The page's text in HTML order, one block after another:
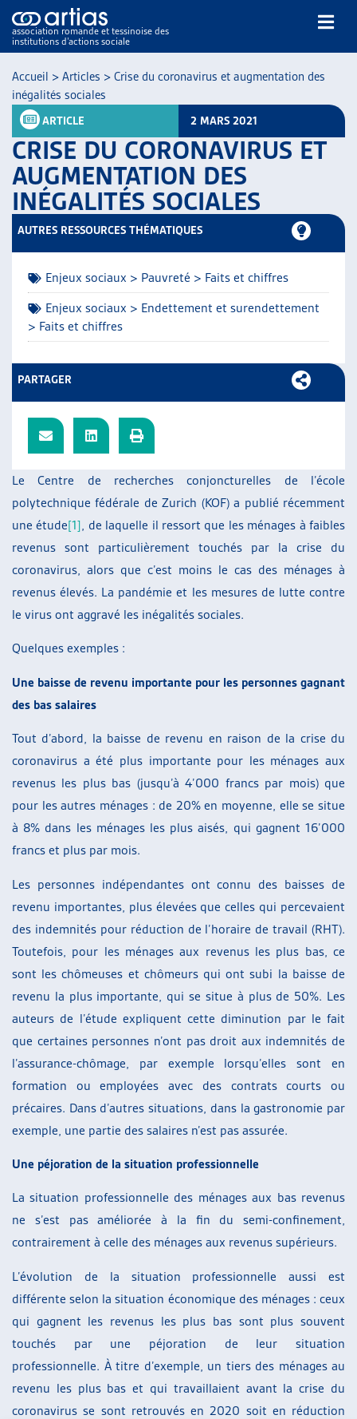
association romande et tessinoise des
institutions d’actions sociale
NOS PUBLICATIONS
ARTICLES
RESSOURCES
THÉMATIQUES
GUIDE SOCIAL ROMAND
ARTIAS
JOURNÉES D’AUTOMNE
Accueil > Articles > Crise du coronavirus et augmentation des
inégalités sociales
ARTICLE 2 MARS 2021
CRISE DU CORONAVIRUS ET
AUGMENTATION DES
INÉGALITÉS SOCIALES
Le Centre de recherches conjoncturelles de l’école
polytechnique fédérale de Zurich (KOF) a publié récemment
une étude[1], de laquelle il ressort que les ménages à faibles
revenus sont particulièrement touchés par la crise du
coronavirus, alors que c’est moins le cas des ménages à
revenus élevés. La pandémie et les mesures de lutte contre
le virus ont aggravé les inégalités sociales.
Quelques exemples :
Une baisse de revenu importante pour les personnes gagnant
des bas salaires
Tout d’abord, la baisse de revenu en raison de la crise du
coronavirus a été plus importante pour les ménages aux
revenus les plus bas (jusqu’à 4’000 francs par mois) que
pour les autres ménages : de 20% en moyenne, elle se situe
à 8% dans les ménages les plus aisés, qui gagnent 16’000
francs et plus par mois.
Les personnes indépendantes ont connu des baisses de
revenu importantes, plus élevées que celles qui percevaient
des indemnités pour réduction de l’horaire de travail (RHT).
Toutefois, pour les ménages aux revenus les plus bas, ce
sont les chômeuses et chômeurs qui ont subi la baisse de
revenu la plus importante, qui se situe à plus de 50%. Les
auteurs de l’étude expliquent cette diminution par le fait
que certaines personnes n’ont pas droit aux indemnités de
l’assurance-chômage, par exemple lorsqu’elles sont en
formation ou employées avec des contrats courts ou
précaires. Dans d’autres situations, dans la gastronomie par
exemple, une partie des salaires n’est pas assurée.
Une péjoration de la situation professionnelle
La situation professionnelle des ménages aux bas revenus
ne s’est pas améliorée à la fin du semi-confinement,
contrairement à celle des ménages aux revenus supérieurs.
L’évolution de la situation professionnelle aussi est
différente selon la situation économique des ménages : ceux
qui gagnent les revenus les plus bas sont plus souvent
touchés par une péjoration de leur situation
professionnelle. À titre d’exemple, un tiers des ménages au
revenu les plus bas et qui travaillaient avant la crise du
coronavirus se sont retrouvés en 2020 soit en réduction
AUTRES RESSOURCES THÉMATIQUES
Enjeux sociaux > Pauvreté > Faits et chiffres
Enjeux sociaux > Endettement et surendettement
> Faits et chiffres
PARTAGER